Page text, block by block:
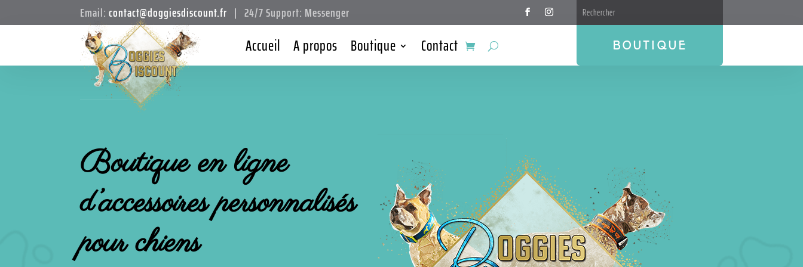
Email:contact@doggiesdiscount.fr | 24/7 Support: Messenger
Accueil A propos Boutique Contact BOUTIQUE
Boutique en ligne
d’accessoires personnalisés
pour chiens